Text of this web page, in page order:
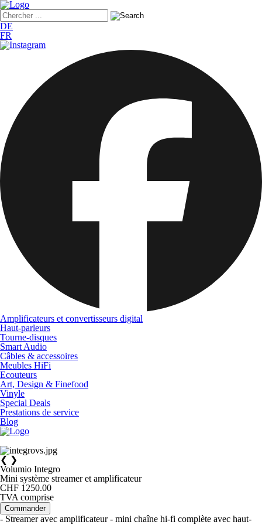
DE
FR
Amplificateurs et convertisseurs digital
Haut-parleurs
Tourne-disques
Smart Audio
Câbles & accessoires
Meubles HiFi
Ecouteurs
Art, Design & Finefood
Vinyle
Special Deals
Prestations de service
Blog
❮ ❯
Volumio Integro
Mini système streamer et amplificateur
CHF 1250.00
TVA comprise
Commander
- Streamer avec amplificateur - mini chaîne hi-fi complète avec haut-